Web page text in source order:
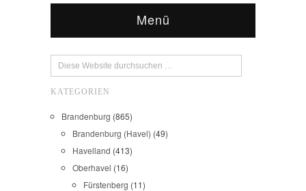
Menü
KATEGORIEN
Brandenburg (865)
Brandenburg (Havel) (49)
Havelland (413)
Oberhavel (16)
Fürstenberg (11)